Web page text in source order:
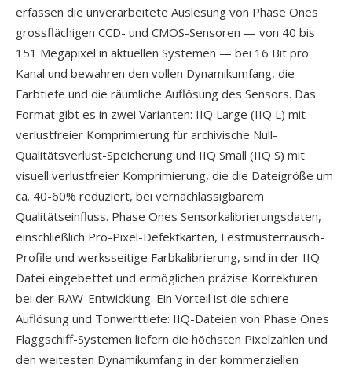
erfassen die unverarbeitete Auslesung von Phase Ones
grossflächigen CCD- und CMOS-Sensoren — von 40 bis
151 Megapixel in aktuellen Systemen — bei 16 Bit pro
Kanal und bewahren den vollen Dynamikumfang, die
Farbtiefe und die räumliche Auflösung des Sensors. Das
Format gibt es in zwei Varianten: IIQ Large (IIQ L) mit
verlustfreier Komprimierung für archivische Null-
Qualitätsverlust-Speicherung und IIQ Small (IIQ S) mit
visuell verlustfreier Komprimierung, die die Dateigröße um
ca. 40-60% reduziert, bei vernachlässigbarem
Qualitätseinfluss. Phase Ones Sensorkalibrierungsdaten,
einschließlich Pro-Pixel-Defektkarten, Festmusterrausch-
Profile und werksseitige Farbkalibrierung, sind in der IIQ-
Datei eingebettet und ermöglichen präzise Korrekturen
bei der RAW-Entwicklung. Ein Vorteil ist die schiere
Auflösung und Tonwerttiefe: IIQ-Dateien von Phase Ones
Flaggschiff-Systemen liefern die höchsten Pixelzahlen und
den weitesten Dynamikumfang in der kommerziellen